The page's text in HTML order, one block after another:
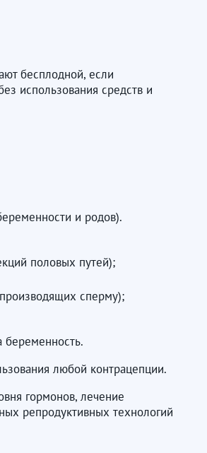
бесплодной, если
использования средств и
и родов).
половых путей);
сперму);
любой контрацепции.
гормонов, лечение
репродуктивных технологий